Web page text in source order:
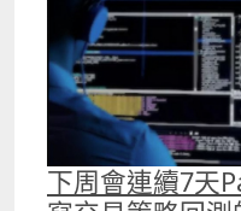
下周會連續7天